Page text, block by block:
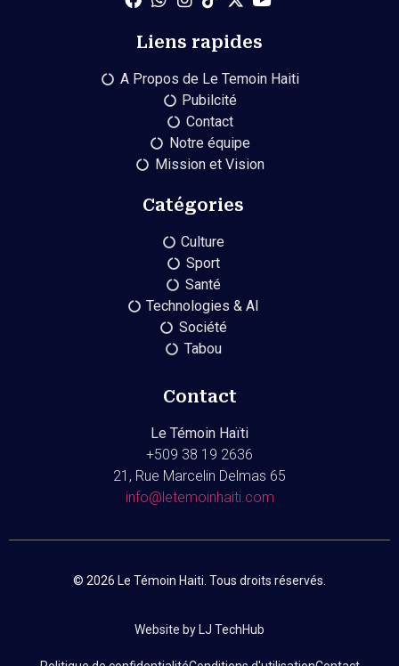
Liens rapides
A Propos de Le Temoin Haiti
Pubilcité
Contact
Notre équipe
Mission et Vision
Catégories
Culture
Sport
Santé
Technologies & AI
Société
Tabou
Contact
Le Témoin Haïti
+509 38 19 2636
21, Rue Marcelin Delmas 65
info@letemoinhaiti.com
© 2026 Le Témoin Haiti. Tous droits réservés.
Website by LJ TechHub